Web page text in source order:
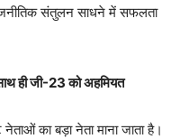
संतुलन साधने में सफलता
ही जी-23 को अहमियत
का बड़ा नेता माना जाता है।